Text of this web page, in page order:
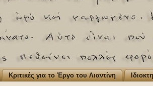
Κριτικές για το Έργο του Λιαντίνη